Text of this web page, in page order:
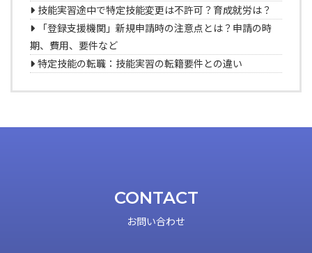
技能実習途中で特定技能変更は不許可？育成就労は？
「登録支援機関」新規申請時の注意点とは？申請の時
期、費用、要件など
特定技能の転職：技能実習の転籍要件との違い
CONTACT
お問い合わせ